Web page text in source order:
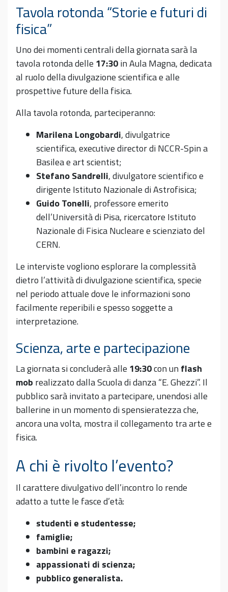
Tavola rotonda “Storie e futuri di
fisica”
Uno dei momenti centrali della giornata sarà la
tavola rotonda delle 17:30in Aula Magna, dedicata
al ruolo della divulgazione scientifica e alle
prospettive future della fisica.
Alla tavola rotonda, parteciperanno:
Marilena Longobardi, divulgatrice
scientifica, executive director di NCCR-Spin a
Basilea e art scientist;
Stefano Sandrelli, divulgatore scientifico e
dirigente Istituto Nazionale di Astrofisica;
Guido Tonelli, professore emerito
dell’Università di Pisa, ricercatore Istituto
Nazionale di Fisica Nucleare e scienziato del
CERN.
Le interviste vogliono esplorare la complessità
dietro l’attività di divulgazione scientifica, specie
nel periodo attuale dove le informazioni sono
facilmente reperibili e spesso soggette a
interpretazione.
Scienza, arte e partecipazione
La giornata si concluderà alle 19:30con un flash
mob realizzato dalla Scuola di danza “E. Ghezzi”. Il
pubblico sarà invitato a partecipare, unendosi alle
ballerine in un momento di spensieratezza che,
ancora una volta, mostra il collegamento tra arte e
fisica.
A chi è rivolto l’evento?
Il carattere divulgativo dell’incontro lo rende
adatto a tutte le fasce d’età:
studenti e studentesse;
famiglie;
bambini e ragazzi;
appassionati di scienza;
pubblico generalista.